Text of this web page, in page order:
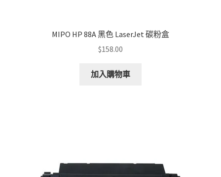
MIPO HP 88A 黑色 LaserJet 碳粉盒
$158.00
加入購物車